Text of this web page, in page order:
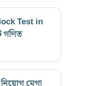
Test in
গণিত